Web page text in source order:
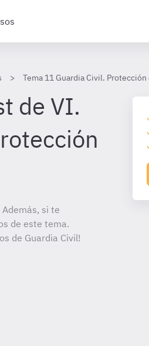
Tema 11 Guardia Civil. Protección
de VI.
si te
de este tema.
de Guardia Civil!